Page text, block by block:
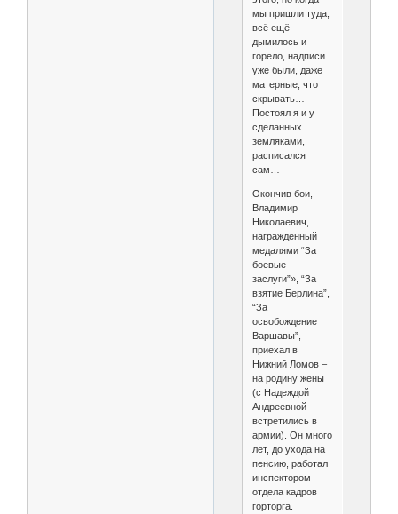
мы пришли туда,
всё ещё
дымилось и
горело, надписи
уже были, даже
матерные, что
скрывать…
Постоял я и у
сделанных
земляками,
расписался
сам…
Окончив бои,
Владимир
Николаевич,
награждённый
медалями “За
боевые
заслуги”», “За
взятие Берлина”,
“За
освобождение
Варшавы”,
приехал в
Нижний Ломов –
на родину жены
(с Надеждой
Андреевной
встретились в
армии). Он много
лет, до ухода на
пенсию, работал
инспектором
отдела кадров
горторга.